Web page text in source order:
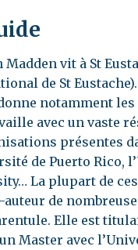
Madden vit à St
de St
notamment
avec un vaste
présentes
de Puerto Rico,
La plupart de
de
Elle est
Master avec